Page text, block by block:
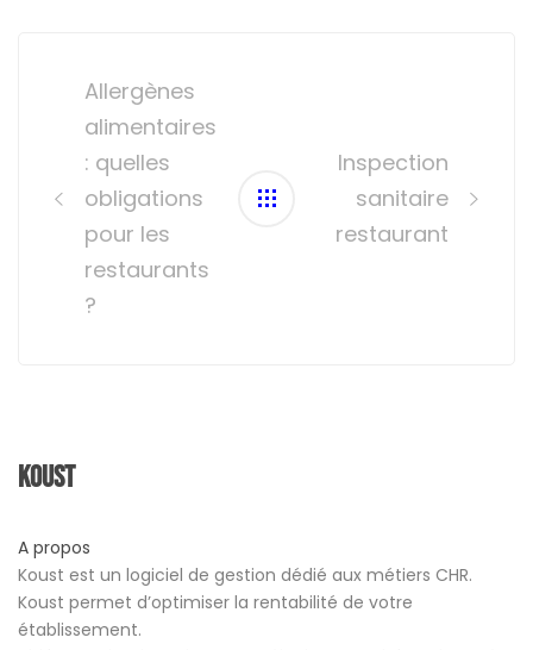
navigationAllergènes
alimentaires
: quelles
obligations
pour les
restaurants
?
Inspection
sanitaire
restaurant
Koust
A propos
Koust est un logiciel de gestion dédié aux métiers CHR.
Koust permet d’optimiser la rentabilité de votre
établissement.